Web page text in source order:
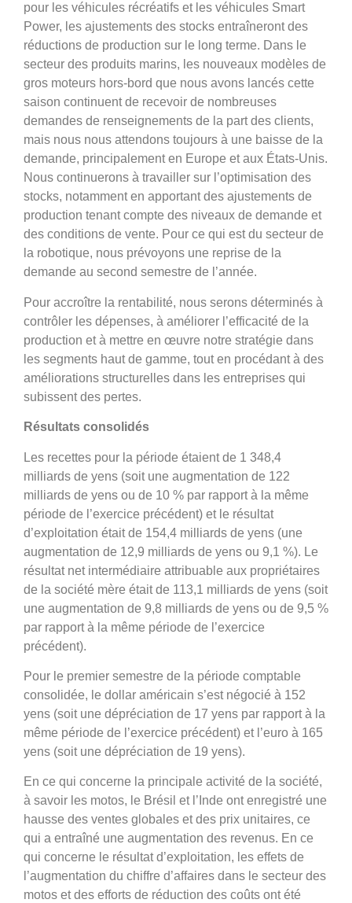
pour les véhicules récréatifs et les véhicules Smart
Power, les ajustements des stocks entraîneront des
réductions de production sur le long terme. Dans le
secteur des produits marins, les nouveaux modèles de
gros moteurs hors-bord que nous avons lancés cette
saison continuent de recevoir de nombreuses
demandes de renseignements de la part des clients,
mais nous nous attendons toujours à une baisse de la
demande, principalement en Europe et aux États-Unis.
Nous continuerons à travailler sur l’optimisation des
stocks, notamment en apportant des ajustements de
production tenant compte des niveaux de demande et
des conditions de vente. Pour ce qui est du secteur de
la robotique, nous prévoyons une reprise de la
demande au second semestre de l’année.
Pour accroître la rentabilité, nous serons déterminés à
contrôler les dépenses, à améliorer l’efficacité de la
production et à mettre en œuvre notre stratégie dans
les segments haut de gamme, tout en procédant à des
améliorations structurelles dans les entreprises qui
subissent des pertes.
Résultats consolidés
Les recettes pour la période étaient de 1 348,4
milliards de yens (soit une augmentation de 122
milliards de yens ou de 10 % par rapport à la même
période de l’exercice précédent) et le résultat
d’exploitation était de 154,4 milliards de yens (une
augmentation de 12,9 milliards de yens ou 9,1 %). Le
résultat net intermédiaire attribuable aux propriétaires
de la société mère était de 113,1 milliards de yens (soit
une augmentation de 9,8 milliards de yens ou de 9,5 %
par rapport à la même période de l’exercice
précédent).
Pour le premier semestre de la période comptable
consolidée, le dollar américain s’est négocié à 152
yens (soit une dépréciation de 17 yens par rapport à la
même période de l’exercice précédent) et l’euro à 165
yens (soit une dépréciation de 19 yens).
En ce qui concerne la principale activité de la société,
à savoir les motos, le Brésil et l’Inde ont enregistré une
hausse des ventes globales et des prix unitaires, ce
qui a entraîné une augmentation des revenus. En ce
qui concerne le résultat d’exploitation, les effets de
l’augmentation du chiffre d’affaires dans le secteur des
motos et des efforts de réduction des coûts ont été